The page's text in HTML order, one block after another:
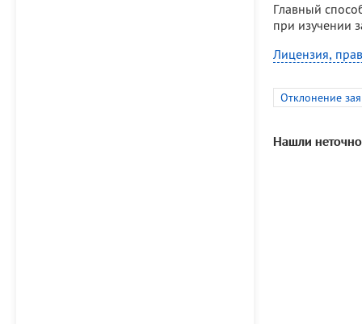
Главный
при изучении
Лицензия,
Отклонение
Нашли